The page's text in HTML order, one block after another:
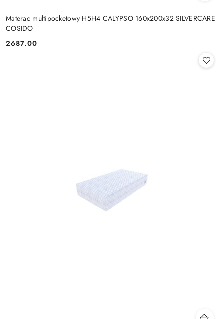
Materac multipocketowy H5H4 CALYPSO 160x200x32 SILVERCARE
COSIDO
Cena:
2687.00